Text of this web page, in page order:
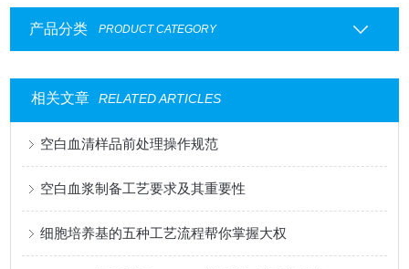
产品分类 PRODUCT CATEGORY
相关文章 RELATED ARTICLES
空白血清样品前处理操作规范
空白血浆制备工艺要求及其重要性
细胞培养基的五种工艺流程帮你掌握大权